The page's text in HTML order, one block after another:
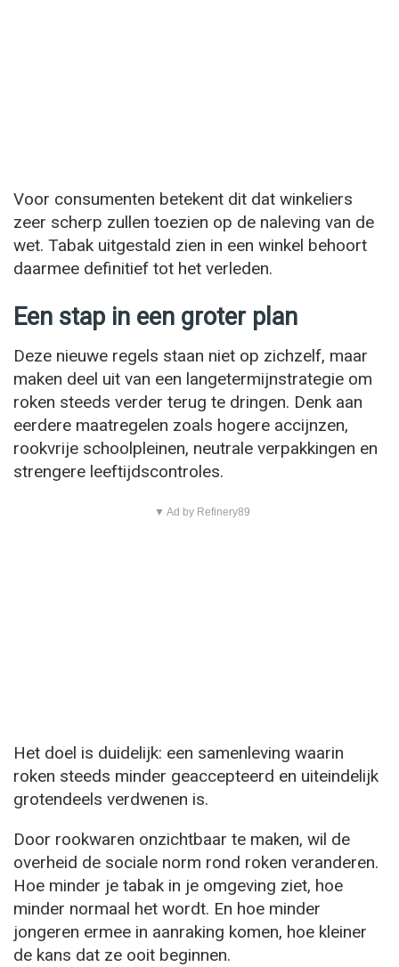
Voor consumenten betekent dit dat winkeliers
zeer scherp zullen toezien op de naleving van de
wet. Tabak uitgestald zien in een winkel behoort
daarmee definitief tot het verleden.
Een stap in een groter plan
Deze nieuwe regels staan niet op zichzelf, maar
maken deel uit van een langetermijnstrategie om
roken steeds verder terug te dringen. Denk aan
eerdere maatregelen zoals hogere accijnzen,
rookvrije schoolpleinen, neutrale verpakkingen en
strengere leeftijdscontroles.
▼ Ad by Refinery89
Het doel is duidelijk: een samenleving waarin
roken steeds minder geaccepteerd en uiteindelijk
grotendeels verdwenen is.
Door rookwaren onzichtbaar te maken, wil de
overheid de sociale norm rond roken veranderen.
Hoe minder je tabak in je omgeving ziet, hoe
minder normaal het wordt. En hoe minder
jongeren ermee in aanraking komen, hoe kleiner
de kans dat ze ooit beginnen.